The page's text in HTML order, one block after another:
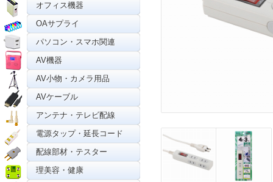
オフィス機器
OAサプライ
パソコン・スマホ関連
AV機器
AV小物・カメラ用品
AVケーブル
アンテナ・テレビ配線
電源タップ・延長コード
配線部材・テスター
理美容・健康